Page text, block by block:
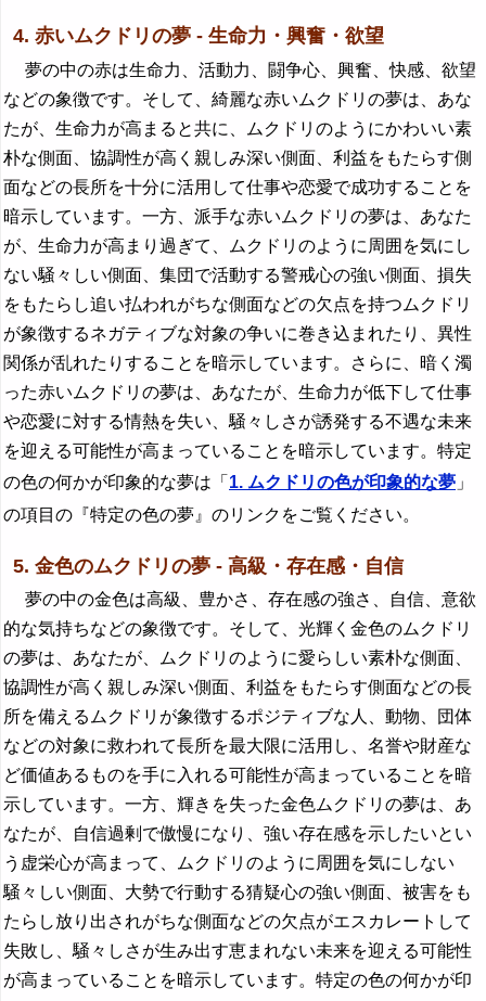
4. 赤いムクドリの夢 - 生命力・興奮・欲望
夢の中の赤は生命力、活動力、闘争心、興奮、快感、欲望
などの象徴です。そして、綺麗な赤いムクドリの夢は、あな
たが、生命力が高まると共に、ムクドリのようにかわいい素
朴な側面、協調性が高く親しみ深い側面、利益をもたらす側
面などの長所を十分に活用して仕事や恋愛で成功することを
暗示しています。一方、派手な赤いムクドリの夢は、あなた
が、生命力が高まり過ぎて、ムクドリのように周囲を気にし
ない騒々しい側面、集団で活動する警戒心の強い側面、損失
をもたらし追い払われがちな側面などの欠点を持つムクドリ
が象徴するネガティブな対象の争いに巻き込まれたり、異性
関係が乱れたりすることを暗示しています。さらに、暗く濁
った赤いムクドリの夢は、あなたが、生命力が低下して仕事
や恋愛に対する情熱を失い、騒々しさが誘発する不遇な未来
を迎える可能性が高まっていることを暗示しています。特定
の色の何かが印象的な夢は「 1. ムクドリの色が印象的な夢 」
の項目の『特定の色の夢』のリンクをご覧ください。
5. 金色のムクドリの夢 - 高級・存在感・自信
夢の中の金色は高級、豊かさ、存在感の強さ、自信、意欲
的な気持ちなどの象徴です。そして、光輝く金色のムクドリ
の夢は、あなたが、ムクドリのように愛らしい素朴な側面、
協調性が高く親しみ深い側面、利益をもたらす側面などの長
所を備えるムクドリが象徴するポジティブな人、動物、団体
などの対象に救われて長所を最大限に活用し、名誉や財産な
ど価値あるものを手に入れる可能性が高まっていることを暗
示しています。一方、輝きを失った金色ムクドリの夢は、あ
なたが、自信過剰で傲慢になり、強い存在感を示したいとい
う虚栄心が高まって、ムクドリのように周囲を気にしない
騒々しい側面、大勢で行動する猜疑心の強い側面、被害をも
たらし放り出されがちな側面などの欠点がエスカレートして
失敗し、騒々しさが生み出す恵まれない未来を迎える可能性
が高まっていることを暗示しています。特定の色の何かが印